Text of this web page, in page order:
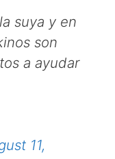
suya y en
son
a ayudar
11,